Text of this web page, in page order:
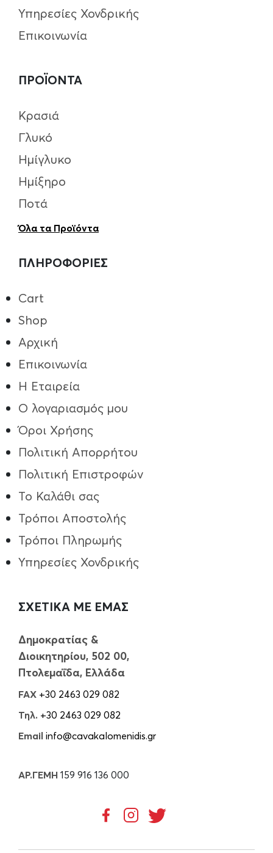
Υπηρεσίες Χονδρικής
Επικοινωνία
ΠΡΟΪΟΝΤΑ
Κρασιά
Γλυκό
Ημίγλυκο
Ημίξηρο
Ποτά
Όλα τα Προϊόντα
ΠΛΗΡΟΦΟΡΙΕΣ
Cart
Shop
Αρχική
Επικοινωνία
Η Εταιρεία
Ο λογαριασμός μου
Όροι Χρήσης
Πολιτική Απορρήτου
Πολιτική Επιστροφών
Το Καλάθι σας
Τρόποι Aποστολής
Τρόποι Πληρωμής
Υπηρεσίες Χονδρικής
ΣΧΕΤΙΚΑ ΜΕ ΕΜΑΣ
Δημοκρατίας &
Διοικητηρίου, 502 00,
Πτολεμαΐδα, Ελλάδα
FAX +30 2463 029 082
Τηλ. +30 2463 029 082
Email info@cavakalomenidis.gr
ΑΡ.ΓΕΜΗ 159 916 136 000